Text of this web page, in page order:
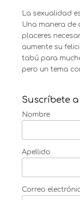
La sexualidad
Una manera de
placeres
aumente su
tabú para
pero un tema
Suscríbete a
Nombre
Apellido
Correo